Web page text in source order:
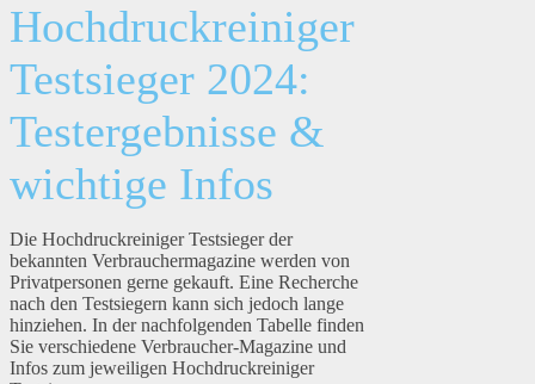
Hochdruckreiniger
Testsieger 2024:
Testergebnisse &
wichtige Infos
Die Hochdruckreiniger Testsieger der
bekannten Verbrauchermagazine werden von
Privatpersonen gerne gekauft. Eine Recherche
nach den Testsiegern kann sich jedoch lange
hinziehen. In der nachfolgenden Tabelle finden
Sie verschiedene Verbraucher-Magazine und
Infos zum jeweiligen Hochdruckreiniger